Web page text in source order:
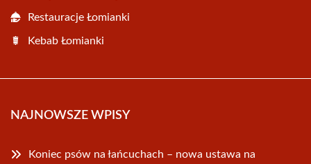
Restauracje Łomianki
Kebab Łomianki
NAJNOWSZE WPISY
Koniec psów na łańcuchach – nowa ustawa na